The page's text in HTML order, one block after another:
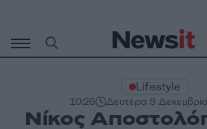
περιεχόμενο
Lifestyle
10:26 Δευτέρα 9
Νίκος